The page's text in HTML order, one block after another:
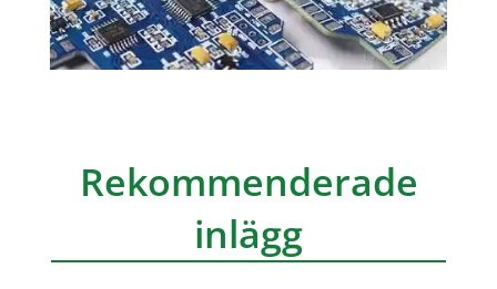
Rekommenderade
inlägg